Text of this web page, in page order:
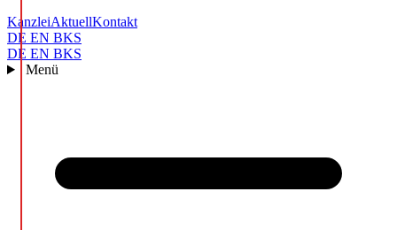
KanzleiAktuellKontakt
DE EN BKS
DE EN BKS
Menü